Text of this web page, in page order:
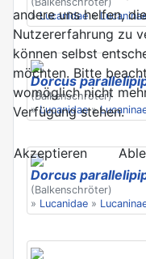
»Lucanidae»
Dorcus
(Balkenschröter)
»Lucanidae»
Dorcus
(Balkenschröter)
» Lucanidae »
andere uns helfen,
Nutzererfahrung zu
können selbst
möchten. Bitte
womöglich nicht
Verfügung stehen.
Akzeptieren